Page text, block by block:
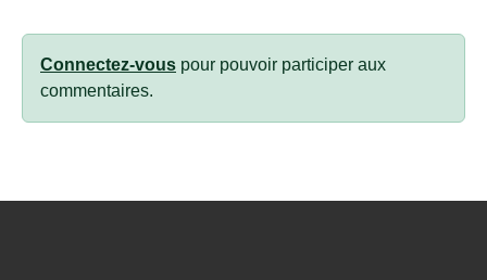
Connectez-vous pour pouvoir participer aux
commentaires.